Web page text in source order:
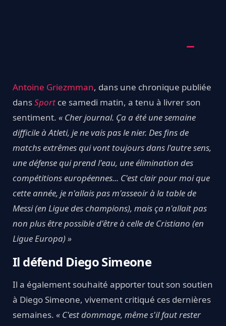
Antoine Griezmman, dans une chronique publiée
dansSport ce samedi matin, a tenu à livrer son
sentiment. « Cher journal. Ça a été une semaine
difficile à Atleti, je ne vais pas le nier. Des fins de
matchs extrêmes qui vont toujours dans l'autre sens,
une défense qui prend l'eau, une élimination des
compétitions européennes... C'est clair pour moi que
cette année, je n'allais pas m'asseoir à la table de
Messi (en Ligue des champions), mais ça n'allait pas
non plus être possible d'être à celle de Cristiano (en
Ligue Europa) »
Il défend Diego Simeone
Il a également souhaité apporter tout son soutien
à Diego Simeone, vivement critiqué ces dernières
semaines. « C'est dommage, même s'il faut rester